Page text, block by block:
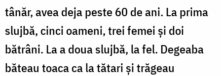
tânăr, avea deja peste 60 de ani. La prima
slujbă, cinci oameni, trei femei și doi
bătrâni. La a doua slujbă, la fel. Degeaba
băteau toaca ca la tătari și trăgeau